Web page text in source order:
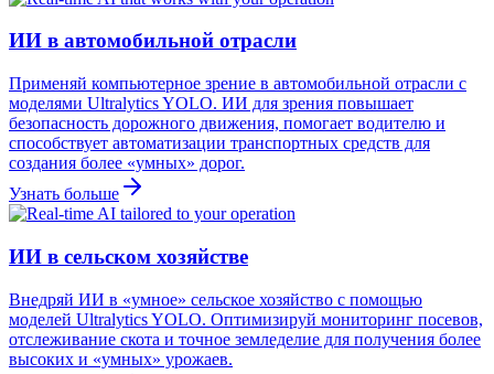
ИИ в автомобильной отрасли
Применяй компьютерное зрение в автомобильной отрасли с
моделями Ultralytics YOLO. ИИ для зрения повышает
безопасность дорожного движения, помогает водителю и
способствует автоматизации транспортных средств для
создания более «умных» дорог.
Узнать больше
ИИ в сельском хозяйстве
Внедряй ИИ в «умное» сельское хозяйство с помощью
моделей Ultralytics YOLO. Оптимизируй мониторинг посевов,
отслеживание скота и точное земледелие для получения более
высоких и «умных» урожаев.